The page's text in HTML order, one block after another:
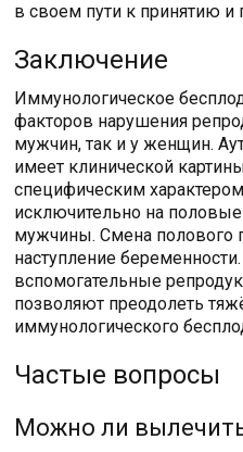
в своем пути к принятию и
Заключение
Иммунологическое
факторов нарушения
мужчин, так и у женщин.
имеет клинической
специфическим
исключительно на
мужчины. Смена полового
наступление
вспомогательные
позволяют преодолеть
иммунологического
Частые вопросы
Можно ли